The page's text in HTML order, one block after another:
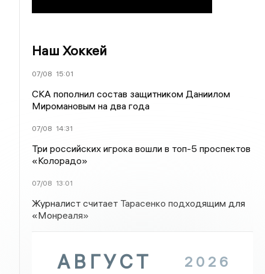
Наш Хоккей
07/08 15:01
СКА пополнил состав защитником Даниилом
Миромановым на два года
07/08 14:31
Три российских игрока вошли в топ-5 проспектов
«Колорадо»
07/08 13:01
Журналист считает Тарасенко подходящим для
«Монреаля»
АВГУСТ 2026